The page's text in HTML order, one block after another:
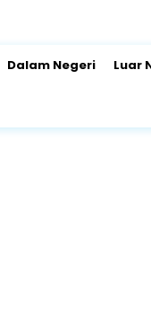
Dalam Negeri Luar